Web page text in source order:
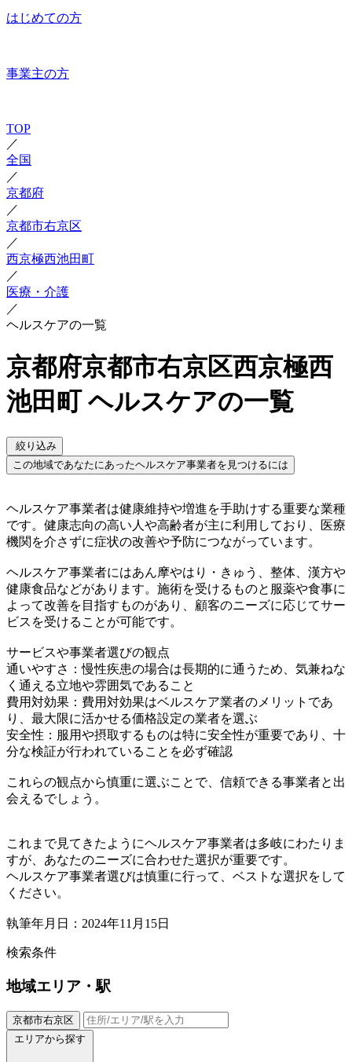
はじめての方
事業主の方
TOP
／
全国
／
京都府
／
京都市右京区
／
西京極西池田町
／
医療・介護
／
ヘルスケアの一覧
京都府京都市右京区西京極西
池田町 ヘルスケアの一覧
絞り込み
この地域であなたにあったヘルスケア事業者を見つけるには
ヘルスケア事業者は健康維持や増進を手助けする重要な業種
です。健康志向の高い人や高齢者が主に利用しており、医療
機関を介さずに症状の改善や予防につながっています。
ヘルスケア事業者にはあん摩やはり・きゅう、整体、漢方や
健康食品などがあります。施術を受けるものと服薬や食事に
よって改善を目指すものがあり、顧客のニーズに応じてサー
ビスを受けることが可能です。
サービスや事業者選びの観点
通いやすさ：慢性疾患の場合は長期的に通うため、気兼ねな
く通える立地や雰囲気であること
費用対効果：費用対効果はベルスケア業者のメリットであ
り、最大限に活かせる価格設定の業者を選ぶ
安全性：服用や摂取するものは特に安全性が重要であり、十
分な検証が行われていることを必ず確認
これらの観点から慎重に選ぶことで、信頼できる事業者と出
会えるでしょう。
これまで見てきたようにヘルスケア事業者は多岐にわたりま
すが、あなたのニーズに合わせた選択が重要です。
ヘルスケア事業者選びは慎重に行って、ベストな選択をして
ください。
執筆年月日：2024年11月15日
検索条件
地域エリア・駅
京都市右京区
エリアから探す